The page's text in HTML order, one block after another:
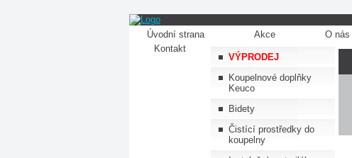
Úvodní strana Akce O nás
Kontakt
VÝPRODEJ
Koupelnové doplňky
Keuco
Bidety
Čistící prostředky do
koupelny